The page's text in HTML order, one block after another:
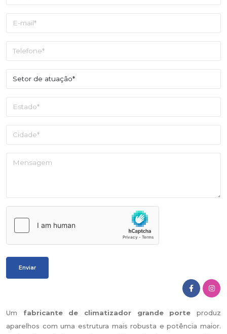
Um fabricante de climatizador grande porte produz
aparelhos com uma estrutura mais robusta e potência maior.